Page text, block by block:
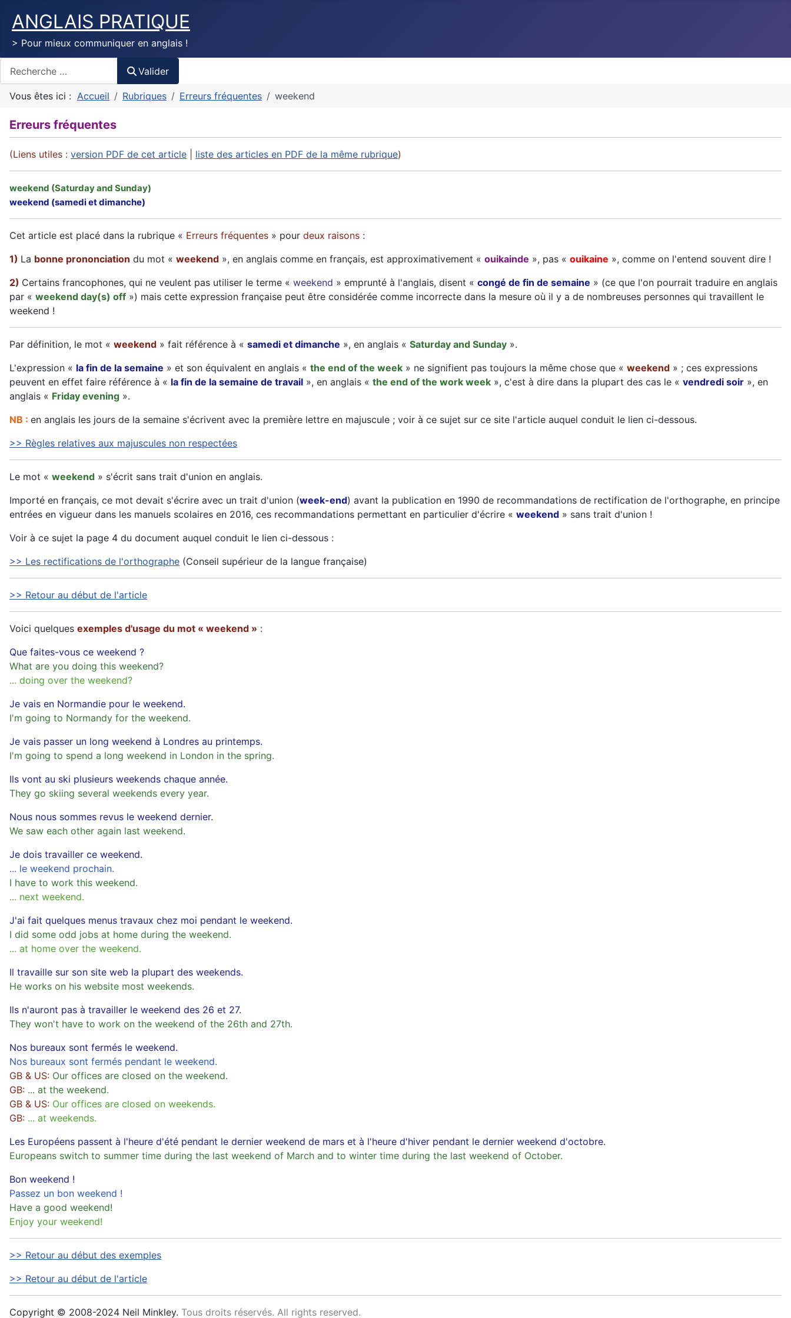
ANGLAIS PRATIQUE
> Pour mieux communiquer en anglais !
Valider
Vous êtes ici : Accueil Rubriques Erreurs fréquentes weekend
Erreurs fréquentes
(Liens utiles : version PDF de cet article liste des articles en PDF de la même rubrique)
weekend (Saturday and Sunday)
weekend (samedi et dimanche)
Cet article est placé dans la rubrique « Erreurs fréquentes » pour deux raisons :
1) La bonne prononciation du mot « weekend », en anglais comme en français, est approximativement « ouikainde », pas « ouikaine », comme on l'entend souvent dire !
2) Certains francophones, qui ne veulent pas utiliser le terme « weekend » emprunté à l'anglais, disent « congé de fin de semaine » (ce que l'on pourrait traduire en anglais
par « weekend day(s) off ») mais cette expression française peut être considérée comme incorrecte dans la mesure où il y a de nombreuses personnes qui travaillent le
weekend !
Par définition, le mot « weekend » fait référence à « samedi et dimanche », en anglais « Saturday and Sunday ».
L'expression « la fin de la semaine » et son équivalent en anglais « the end of the week » ne signifient pas toujours la même chose que « weekend » ; ces expressions
peuvent en effet faire référence à « la fin de la semaine de travail », en anglais « the end of the work week », c'est à dire dans la plupart des cas le « vendredi soir », en
anglais « Friday evening ».
NB : en anglais les jours de la semaine s'écrivent avec la première lettre en majuscule ; voir à ce sujet sur ce site l'article auquel conduit le lien ci-dessous.
>> Règles relatives aux majuscules non respectées
Le mot « weekend » s'écrit sans trait d'union en anglais.
Importé en français, ce mot devait s'écrire avec un trait d'union (week-end) avant la publication en 1990 de recommandations de rectification de l'orthographe, en principe
entrées en vigueur dans les manuels scolaires en 2016, ces recommandations permettant en particulier d'écrire « weekend » sans trait d'union !
Voir à ce sujet la page 4 du document auquel conduit le lien ci-dessous :
>> Les rectifications de l'orthographe (Conseil supérieur de la langue française)
>> Retour au début de l'article
Voici quelques exemples d'usage du mot « weekend » :
Que faites-vous ce weekend ?
What are you doing this weekend?
... doing over the weekend?
Je vais en Normandie pour le weekend.
I'm going to Normandy for the weekend.
Je vais passer un long weekend à Londres au printemps.
I'm going to spend a long weekend in London in the spring.
Ils vont au ski plusieurs weekends chaque année.
They go skiing several weekends every year.
Nous nous sommes revus le weekend dernier.
We saw each other again last weekend.
Je dois travailler ce weekend.
... le weekend prochain.
I have to work this weekend.
... next weekend.
J'ai fait quelques menus travaux chez moi pendant le weekend.
I did some odd jobs at home during the weekend.
... at home over the weekend.
Il travaille sur son site web la plupart des weekends.
He works on his website most weekends.
Ils n'auront pas à travailler le weekend des 26 et 27.
They won't have to work on the weekend of the 26th and 27th.
Nos bureaux sont fermés le weekend.
Nos bureaux sont fermés pendant le weekend.
GB & US: Our offices are closed on the weekend.
GB: ... at the weekend.
GB & US: Our offices are closed on weekends.
GB: ... at weekends.
Les Européens passent à l'heure d'été pendant le dernier weekend de mars et à l'heure d'hiver pendant le dernier weekend d'octobre.
Europeans switch to summer time during the last weekend of March and to winter time during the last weekend of October.
Bon weekend !
Passez un bon weekend !
Have a good weekend!
Enjoy your weekend!
>> Retour au début des exemples
>> Retour au début de l'article
Copyright © 2008-2024 Neil Minkley. Tous droits réservés. All rights reserved.